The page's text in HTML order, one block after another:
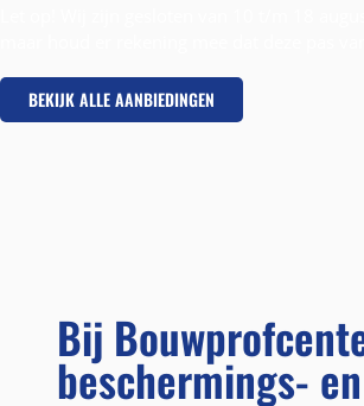
BEKIJK ALLE AANBIEDINGEN
Bij
beschermings-